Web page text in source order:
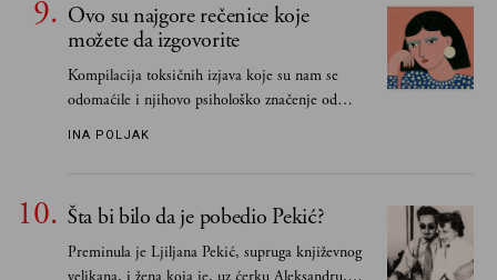
Ovo su najgore rečenice koje
možete da izgovorite
Kompilacija toksičnih izjava koje su nam se
odomaćile i njihovo psihološko značenje od
INA POLJAK
Šta bi bilo da je pobedio Pekić?
Preminula je Ljiljana Pekić, supruga književnog